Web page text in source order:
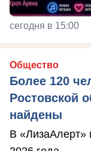
сегодня в 15:00
Общество
Более 120
Ростовской
найдены
В «ЛизаАлерт»